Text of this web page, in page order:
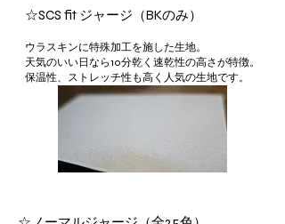
☆SCS fit ジャージ（BKのみ）
ウラスキンに特殊加工を施した生地。
天気のいい日なら10分乾く速乾性の高さが特徴。
​保温性、ストレッチ性も高く人気の生地です。